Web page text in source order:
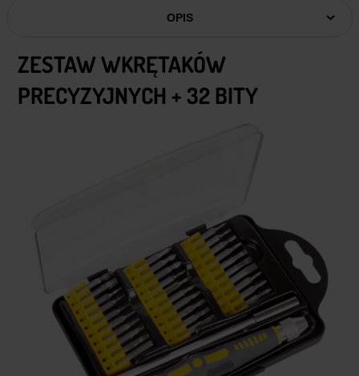
OPIS
ZESTAW WKRĘTAKÓW
PRECYZYJNYCH + 32 BITY